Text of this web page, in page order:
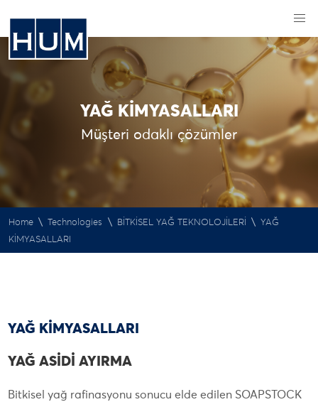
YAĞ KİMYASALLARI
Müşteri odaklı çözümler
Home \ Technologies \ BİTKİSEL YAĞ TEKNOLOJİLERİ \ YAĞ
KİMYASALLARI
YAĞ KİMYASALLARI
YAĞ ASİDİ AYIRMA
Bitkisel yağ rafinasyonu sonucu elde edilen SOAPSTOCK